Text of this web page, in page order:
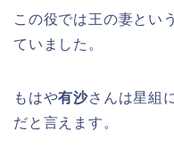
この役では王の妻とい
ていました。
もはや有沙さんは星組
だと言えます。